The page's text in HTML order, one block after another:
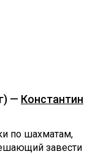
— Константин
по шахматам,
завести